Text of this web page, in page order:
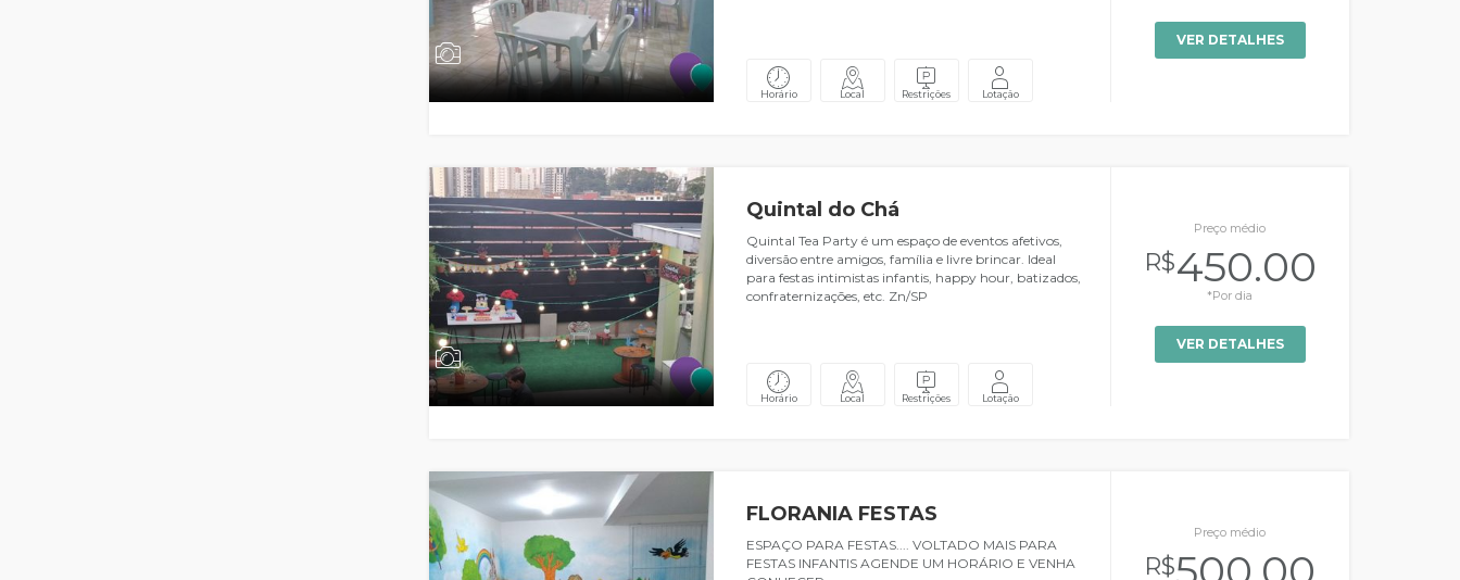
Horário Local Restrições Lotação
VER DETALHES
Quintal do Chá
Quintal Tea Party é um espaço de eventos afetivos,
diversão entre amigos, família e livre brincar. Ideal
para festas intimistas infantis, happy hour, batizados,
confraternizações, etc. Zn/SP
Horário Local Restrições Lotação
Preço médio
R$450.00
*Por dia
VER DETALHES
FLORANIA FESTAS
ESPAÇO PARA FESTAS.... VOLTADO MAIS PARA
FESTAS INFANTIS AGENDE UM HORÁRIO E VENHA
Preço médio
R$